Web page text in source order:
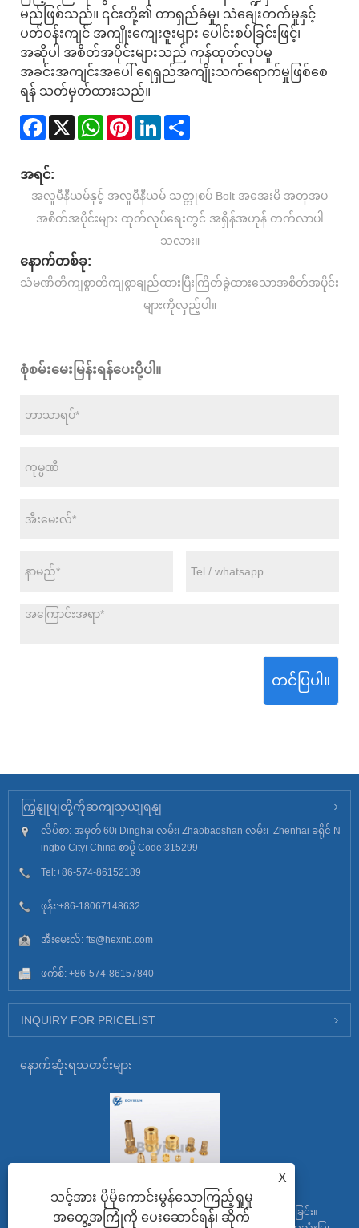
မည်ဖြစ်သည်။ ၎င်းတို့၏ တာရှည်ခံမှု၊ သံချေးတက်မှုနှင့်
ပတ်ဝန်းကျင် အကျိုးကျေးဇူးများ ပေါင်းစပ်ခြင်းဖြင့်၊
အဆိုပါ အစိတ်အပိုင်းများသည် ကုန်ထုတ်လုပ်မှု
အခင်းအကျင်းအပေါ် ရေရှည်အကျိုးသက်ရောက်မှုဖြစ်စေ
ရန် သတ်မှတ်ထားသည်။
Facebook
X WhatsAppPinterestLinkedIn
အရင်:
အလူမီနီယမ်နှင့် အလူမီနီယမ် သတ္တုစပ် Bolt အအေးမိ အတုအပ
အစိတ်အပိုင်းများ ထုတ်လုပ်ရေးတွင် အရှိန်အဟုန် တက်လာပါ
သလား။
နောက်တစ်ခု:
သံမဏိတိကျစွာတိကျစွာချည်ထားပြီးကြိတ်ခွဲထားသောအစိတ်အပိုင်း
များကိုလှည့်ပါ။
စုံစမ်းမေးမြန်းရန်ပေးပို့ပါ။
တင်ပြပါ။
ကြှနျုပျတို့ကိုဆကျသှယျရနျ
လိပ်စာ: အမှတ် 60၊ Dinghai လမ်း၊ Zhaobaoshan လမ်း၊ Zhenhai ခရိုင် N
ingbo City၊ China စာပို့ Code:315299
Tel:+86-574-86152189
ဖုန်း:+86-18067148632
အီးမေးလ်: fts@hexnb.com
ဖက်စ်: +86-574-86157840
INQUIRY FOR PRICELIST
နောက်ဆုံးရသတင်းများ
တန်ခိုးကြီး Knurled ထည့်သွင်းခြင်း၏လျှို့ဝှက်ချက်များကိုသော့ဖွင့်ခြင်း။
X
သင့်အား ပိုမိုကောင်းမွန်သောကြည့်ရှုမှု
အတွေ့အကြုံကို ပေးဆောင်ရန်၊ ဆိုက်